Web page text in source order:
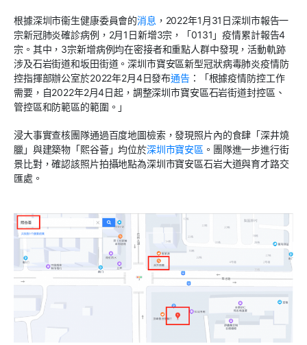
根據深圳市衞生健康委員會的消息 ，2022年1月31日深圳市報告一
宗新冠肺炎確診病例，2月1日新增3宗，「0131」疫情累計報告4
宗。其中，3宗新增病例均在密接者和重點人群中發現，活動軌跡
涉及石岩街道和坂田街道。深圳市寶安區新型冠狀病毒肺炎疫情防
控指揮部辦公室於2022年2月4日發布通告：「根據疫情防控工作
需要，自2022年2月4日起，調整深圳市寶安區石岩街道封控區、
管控區和防範區的範圍。」
浸大事實查核團隊通過百度地圖檢索，發現照片內的食肆「深井燒
臘」與建築物「熙谷薈」均位於深圳市寶安區 。團隊進一步進行街
景比對，確認該照片拍攝地點為深圳市寶安區石岩大道與育才路交
匯處。